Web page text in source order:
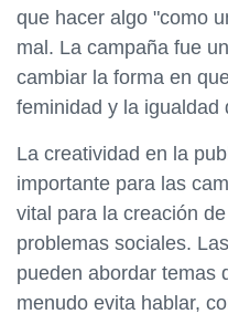
que hacer algo "como
mal. La campaña fue
cambiar la forma en
feminidad y la igualdad
La creatividad en la
importante para las
vital para la creación
problemas sociales.
pueden abordar temas
menudo evita hablar,